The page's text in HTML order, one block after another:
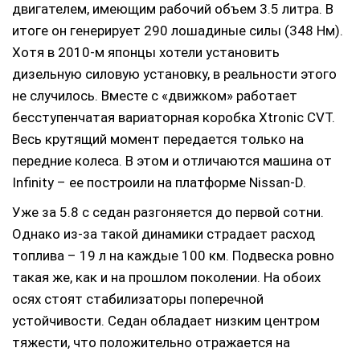
двигателем, имеющим рабочий объем 3.5 литра. В
итоге он генерирует 290 лошадиные силы (348 Нм).
Хотя в 2010-м японцы хотели установить
дизельную силовую установку, в реальности этого
не случилось. Вместе с «движком» работает
бесступенчатая вариаторная коробка Xtronic CVT.
Весь крутящий момент передается только на
передние колеса. В этом и отличаются машина от
Infinity – ее построили на платформе Nissan-D.
Уже за 5.8 с седан разгоняется до первой сотни.
Однако из-за такой динамики страдает расход
топлива – 19 л на каждые 100 км. Подвеска ровно
такая же, как и на прошлом поколении. На обоих
осях стоят стабилизаторы поперечной
устойчивости. Седан обладает низким центром
тяжести, что положительно отражается на